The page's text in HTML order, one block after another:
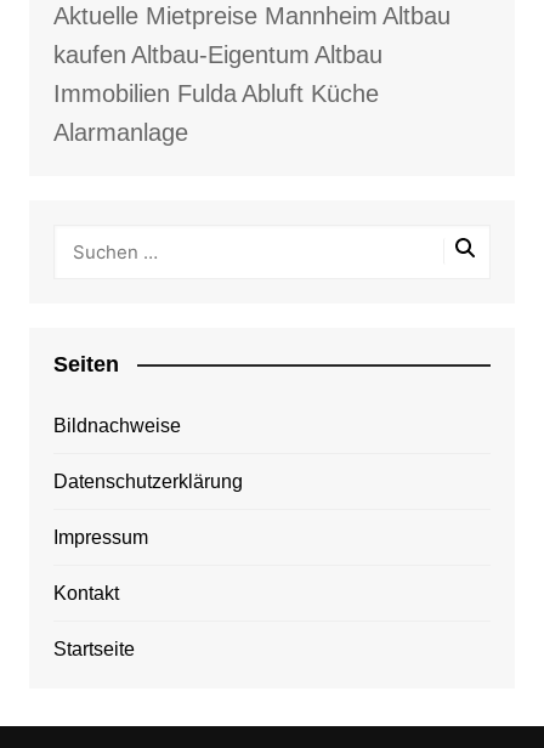
Aktuelle Mietpreise Mannheim Altbau
kaufen Altbau-Eigentum Altbau
Immobilien FuldaAbluft Küche
Alarmanlage
Seiten
Bildnachweise
Datenschutzerklärung
Impressum
Kontakt
Startseite